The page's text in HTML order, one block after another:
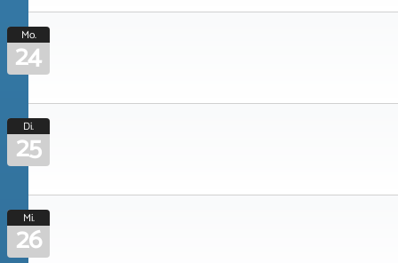
Mo.
24
Di.
25
Mi.
26